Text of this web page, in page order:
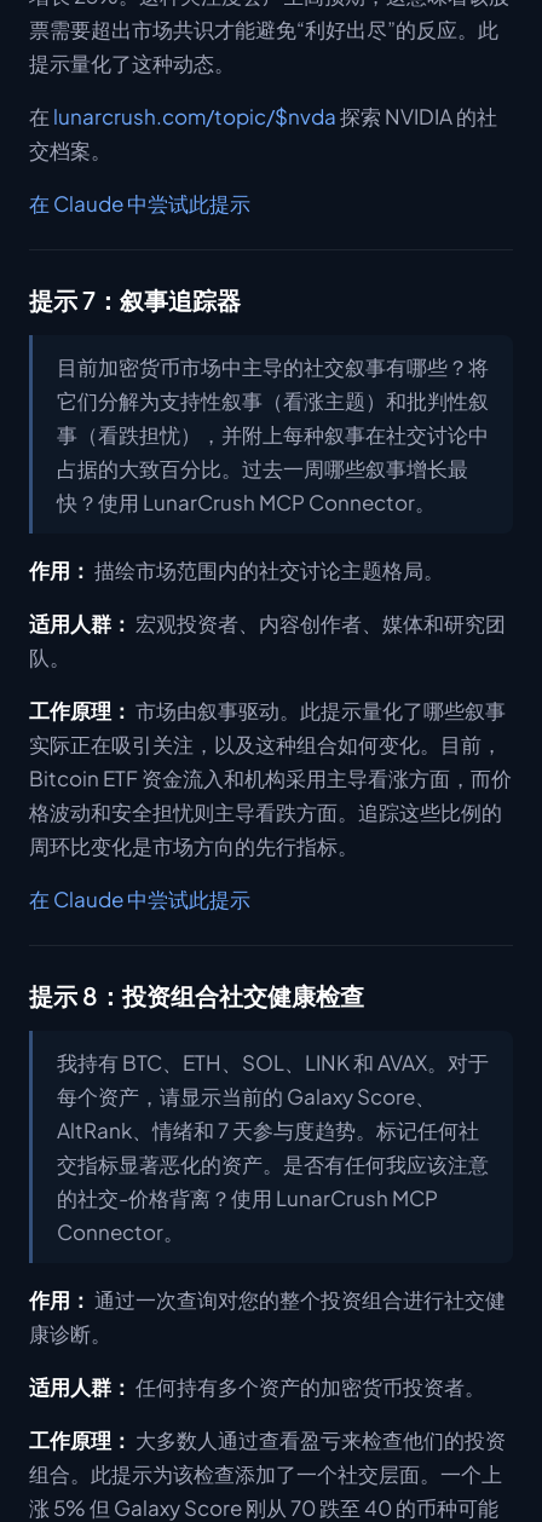
票需要超出市场共识才能避免“利好出尽”的反应。此
提示量化了这种动态。
在 lunarcrush.com/topic/$nvda探索 NVIDIA 的社
交档案。
在 Claude 中尝试此提示
提示 7：叙事追踪器
目前加密货币市场中主导的社交叙事有哪些？将
它们分解为支持性叙事（看涨主题）和批判性叙
事（看跌担忧），并附上每种叙事在社交讨论中
占据的大致百分比。过去一周哪些叙事增长最
快？使用 LunarCrush MCP Connector。
作用： 描绘市场范围内的社交讨论主题格局。
适用人群： 宏观投资者、内容创作者、媒体和研究团
队。
工作原理： 市场由叙事驱动。此提示量化了哪些叙事
实际正在吸引关注，以及这种组合如何变化。目前，
Bitcoin ETF 资金流入和机构采用主导看涨方面，而价
格波动和安全担忧则主导看跌方面。追踪这些比例的
周环比变化是市场方向的先行指标。
在 Claude 中尝试此提示
提示 8：投资组合社交健康检查
我持有 BTC、ETH、SOL、LINK 和 AVAX。对于
每个资产，请显示当前的 Galaxy Score、
AltRank、情绪和 7 天参与度趋势。标记任何社
交指标显著恶化的资产。是否有任何我应该注意
的社交-价格背离？使用 LunarCrush MCP
Connector。
作用： 通过一次查询对您的整个投资组合进行社交健
康诊断。
适用人群： 任何持有多个资产的加密货币投资者。
工作原理： 大多数人通过查看盈亏来检查他们的投资
组合。此提示为该检查添加了一个社交层面。一个上
涨 5% 但 Galaxy Score 刚从 70 跌至 40 的币种可能